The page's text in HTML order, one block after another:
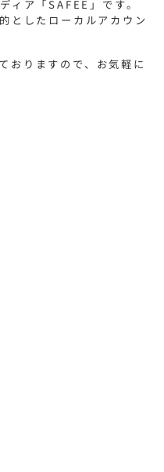
ィア「SAFEE」です。
としたローカルアカウン
おりますので、お気軽に